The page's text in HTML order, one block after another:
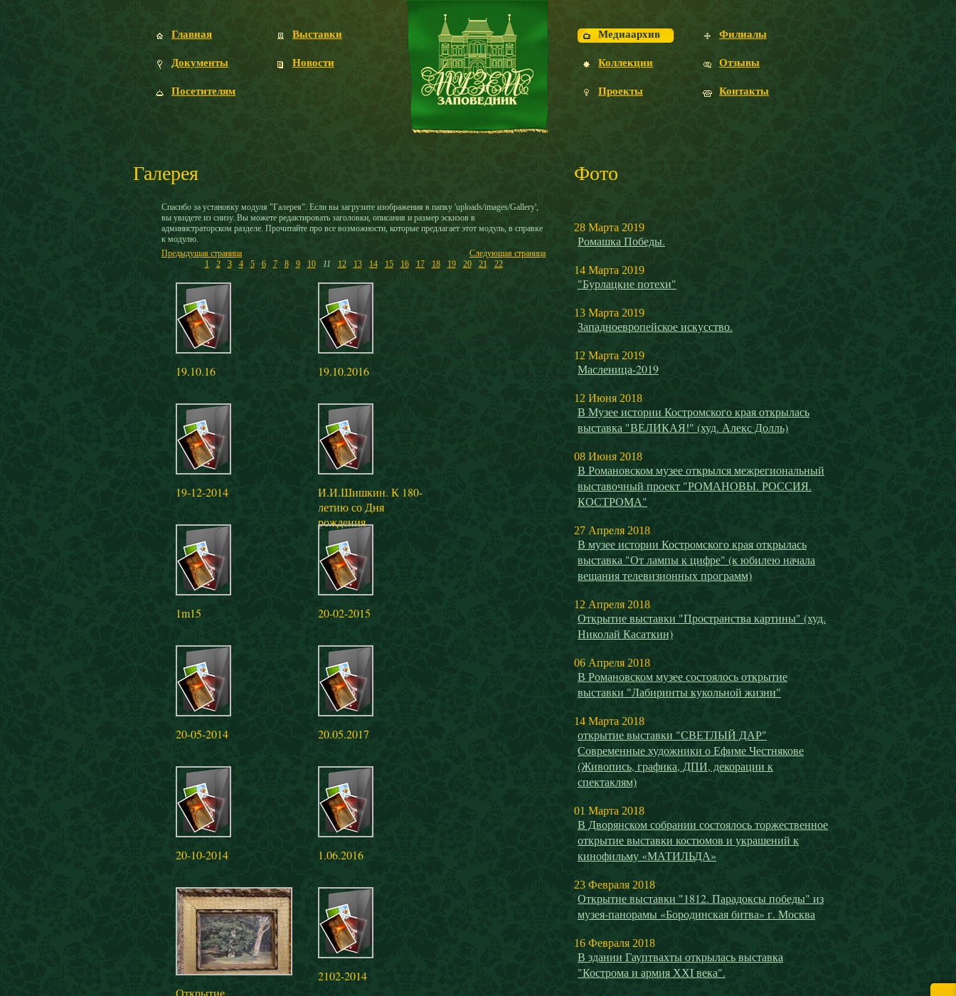
Главная
Документы
Посетителям
Выставки
Новости
Медиаархив
Коллекции
Проекты
Филиалы
Отзывы
Контакты
Галерея
Спасибо за установку модуля "Галерея". Если вы загрузите изображения в папку 'uploads/images/Gallery',
вы увидете из снизу. Вы можете редактировать заголовки, описания и размер эскизов в
администраторском разделе. Прочитайте про все возможности, которые предлагает этот модуль, в справке
к модулю.
Предыдущая страница
Следующая страница
1
2 3 4 5 6 7 8 9 10 11 12 13 14 15 16 17 18 19 20 21 22
19.10.16 19.10.2016
19-12-2014
И.И.Шишкин. К 180-
летию со Дня
рождения
1m15 20-02-2015
20-05-2014 20.05.2017
20-10-2014 1.06.2016
2102-2014
Фото
28 Марта 2019
Ромашка Победы.
14 Марта 2019
"Бурлацкие потехи"
13 Марта 2019
Западноевропейское искусство.
12 Марта 2019
Масленица-2019
12 Июня 2018
В Музее истории Костромского края открылась
выставка "ВЕЛИКАЯ!" (худ. Алекс Долль)
08 Июня 2018
В Романовском музее открылся межрегиональный
выставочный проект "РОМАНОВЫ. РОССИЯ.
КОСТРОМА"
27 Апреля 2018
В музее истории Костромского края открылась
выставка "От лампы к цифре" (к юбилею начала
вещания телевизионных программ)
12 Апреля 2018
Открытие выставки "Пространства картины" (худ.
Николай Касаткин)
06 Апреля 2018
В Романовском музее состоялось открытие
выставки "Лабиринты кукольной жизни"
14 Марта 2018
открытие выставки "СВЕТЛЫЙ ДАР"
Современные художники о Ефиме Честнякове
(Живопись, графика, ДПИ, декорации к
спектаклям)
01 Марта 2018
В Дворянском собрании состоялось торжественное
открытие выставки костюмов и украшений к
кинофильму «МАТИЛЬДА»
23 Февраля 2018
Открытие выставки "1812. Парадоксы победы" из
музея-панорамы «Бородинская битва» г. Москва
16 Февраля 2018
В здании Гауптвахты открылась выставка
"Кострома и армия ХХI века".